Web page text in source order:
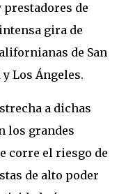
de
gira de
de San
Los Ángeles.
a dichas
los grandes
corre el riesgo de
de alto poder